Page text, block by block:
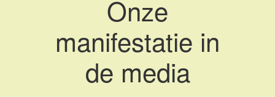
Onze
manifestatie in
de media